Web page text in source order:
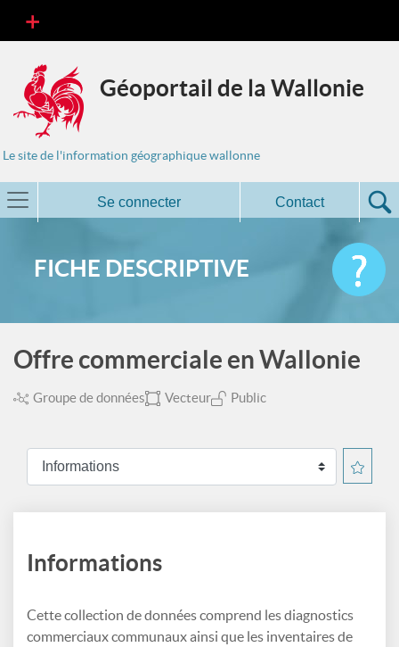
Géoportail de la Wallonie
Le site de l'information géographique wallonne
Se connecter Contact
FICHE DESCRIPTIVE
Offre commerciale en Wallonie
Groupe de données Vecteur Public
Informations
Cette collection de données comprend les diagnostics
commerciaux communaux ainsi que les inventaires de